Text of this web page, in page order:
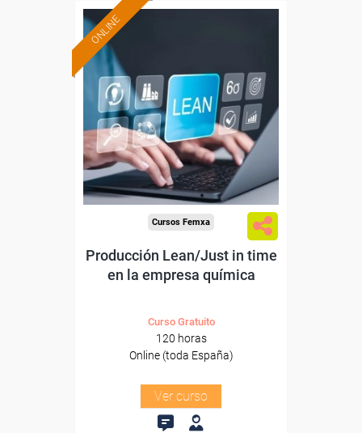
ONLINE
Para desempleados,
trabajadores y autónomos.
Sector
-Industria Química.
Cursos Femxa
Producción Lean/Just in time
en la empresa química
Curso Gratuito
120 horas
Online (toda España)
Ver curso